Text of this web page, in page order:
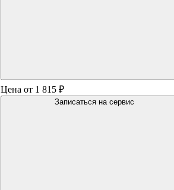
Цена от 1 815 ₽
Записаться на сервис